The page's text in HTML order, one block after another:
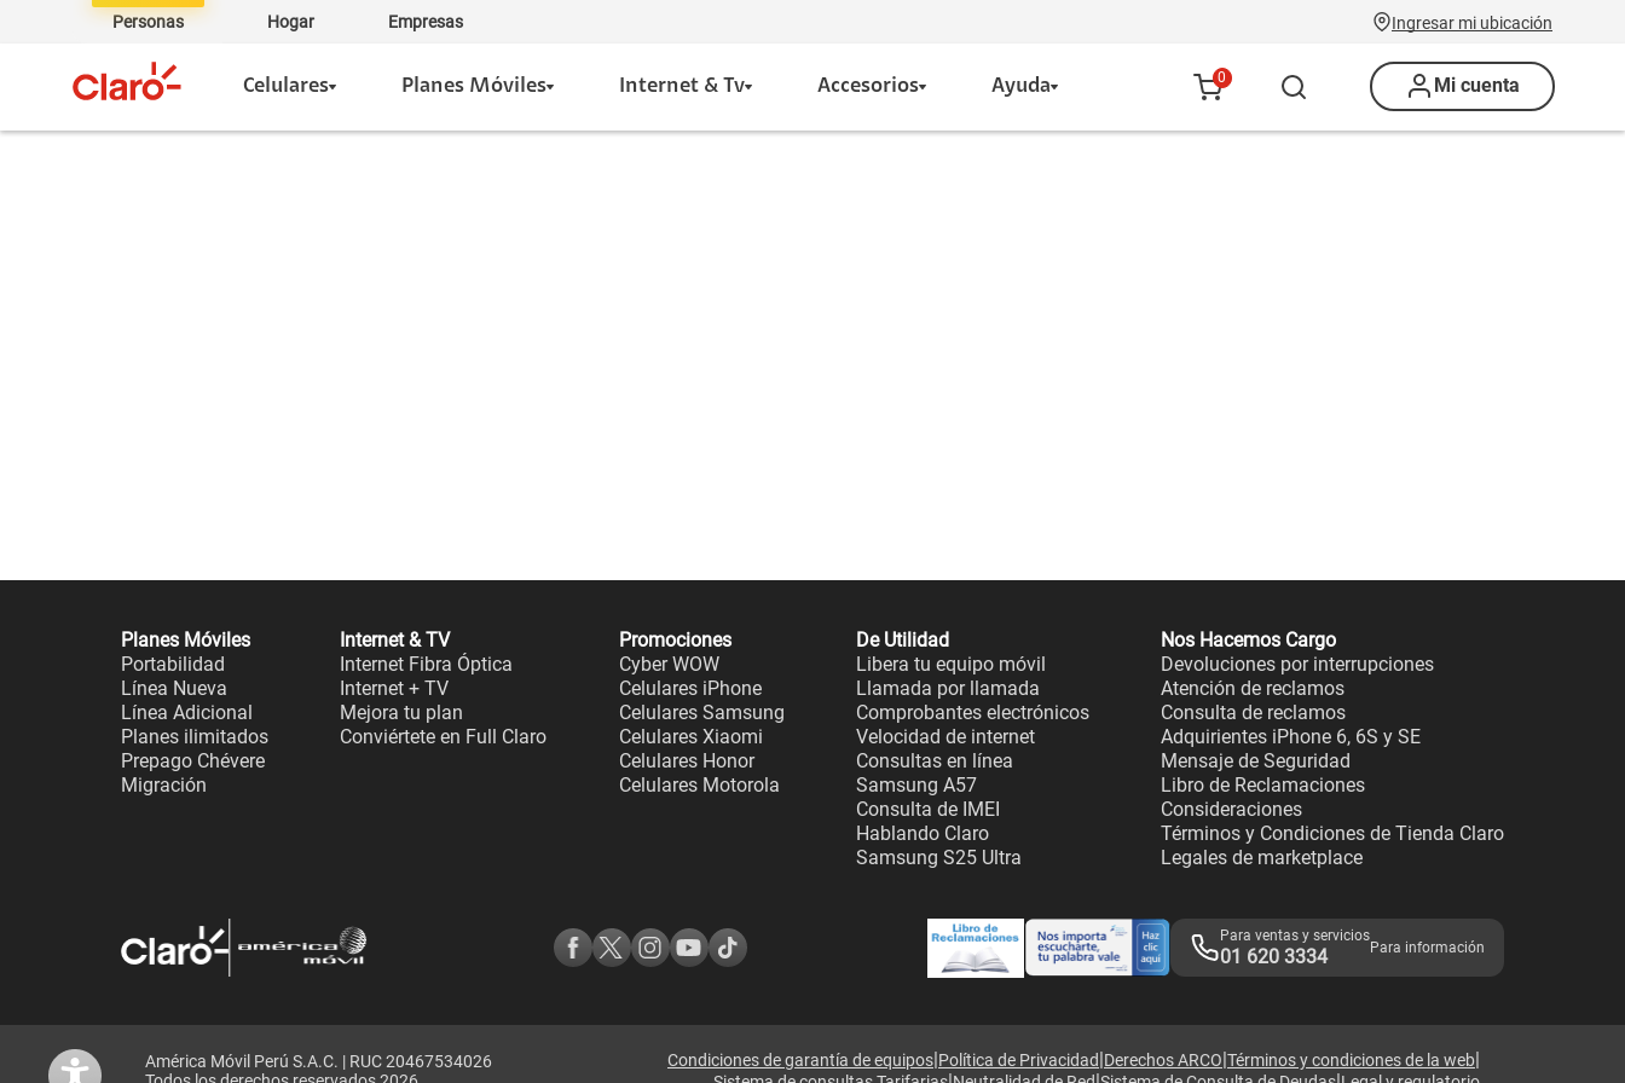
Personas Hogar Empresas Ingresar mi ubicación
Celulares Planes Móviles Internet & Tv Accesorios Ayuda 0 Mi cuenta
Planes Móviles
Portabilidad
Línea Nueva
Línea Adicional
Planes ilimitados
Prepago Chévere
Migración
Internet & TV
Internet Fibra Óptica
Internet + TV
Mejora tu plan
Conviértete en Full Claro
Promociones
Cyber WOW
Celulares iPhone
Celulares Samsung
Celulares Xiaomi
Celulares Honor
Celulares Motorola
De Utilidad
Libera tu equipo móvil
Llamada por llamada
Comprobantes electrónicos
Velocidad de internet
Consultas en línea
Samsung A57
Consulta de IMEI
Hablando Claro
Samsung S25 Ultra
Nos Hacemos Cargo
Devoluciones por interrupciones
Atención de reclamos
Consulta de reclamos
Adquirientes iPhone 6, 6S y SE
Mensaje de Seguridad
Libro de Reclamaciones
Consideraciones
Términos y Condiciones de Tienda Claro
Legales de marketplace
Para ventas y servicios
01 620 3334 Para información
América Móvil Perú S.A.C. | RUC 20467534026
Condiciones de garantía de equipos|Política de Privacidad|Derechos ARCO|Términos y condiciones de la web|